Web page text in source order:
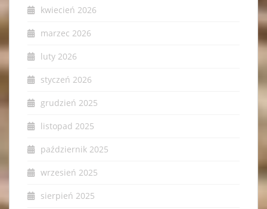
kwiecień 2026
marzec 2026
luty 2026
styczeń 2026
grudzień 2025
listopad 2025
październik 2025
wrzesień 2025
sierpień 2025